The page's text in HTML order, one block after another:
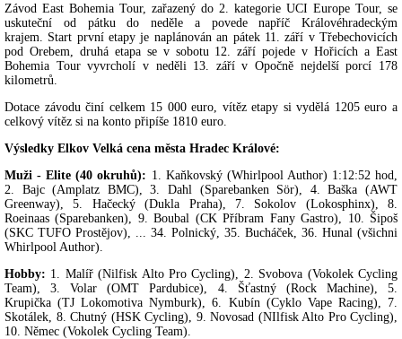
Závod East Bohemia Tour, zařazený do 2. kategorie UCI Europe Tour, se
uskuteční od pátku do neděle a povede napříč Královéhradeckým
krajem. Start první etapy je naplánován an pátek 11. září v Třebechovicích
pod Orebem, druhá etapa se v sobotu 12. září pojede v Hořicích a East
Bohemia Tour vyvrcholí v neděli 13. září v Opočně nejdelší porcí 178
kilometrů.
Dotace závodu činí celkem 15 000 euro, vítěz etapy si vydělá 1205 euro a
celkový vítěz si na konto připíše 1810 euro.
Výsledky Elkov Velká cena města Hradec Králové:
Muži - Elite (40 okruhů): 1. Kaňkovský (Whirlpool Author) 1:12:52 hod,
2. Bajc (Amplatz BMC), 3. Dahl (Sparebanken Sör), 4. Baška (AWT
Greenway), 5. Hačecký (Dukla Praha), 7. Sokolov (Lokosphinx), 8.
Roeinaas (Sparebanken), 9. Boubal (CK Příbram Fany Gastro), 10. Šipoš
(SKC TUFO Prostějov), ... 34. Polnický, 35. Bucháček, 36. Hunal (všichni
Whirlpool Author).
Hobby: 1. Malíř (Nilfisk Alto Pro Cycling), 2. Svobova (Vokolek Cycling
Team), 3. Volar (OMT Pardubice), 4. Šťastný (Rock Machine), 5.
Krupička (TJ Lokomotiva Nymburk), 6. Kubín (Cyklo Vape Racing), 7.
Skotálek, 8. Chutný (HSK Cycling), 9. Novosad (NIlfisk Alto Pro Cycling),
10. Němec (Vokolek Cycling Team).